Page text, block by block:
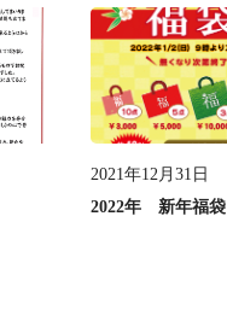
2021年12月31日
2022年 新年福袋